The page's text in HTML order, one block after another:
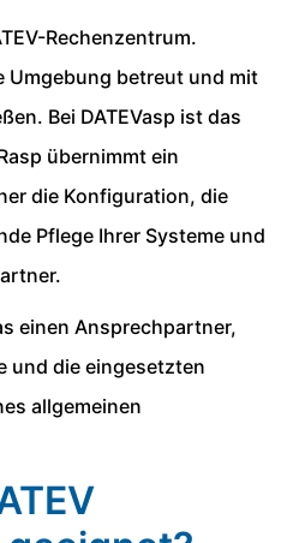
Rechenzentrum.
Umgebung betreut und mit
Bei DATEVasp ist das
übernimmt ein
die Konfiguration, die
Pflege Ihrer Systeme und
einen Ansprechpartner,
und die eingesetzten
allgemeinen